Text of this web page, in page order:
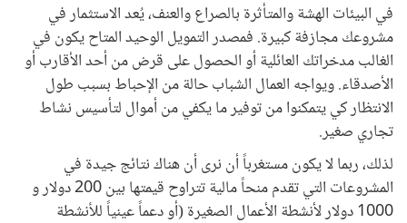
في البيئات الهشة والمتأثرة بالصراع والعنف، يُعد الاستثمار في
مشروعك مجازفة كبيرة. فمصدر التمويل الوحيد المتاح يكون في
الغالب مدخراتك العائلية أو الحصول على قرض من أحد الأقارب أو
الأصدقاء. ويواجه العمال الشباب حالة من الإحباط بسبب طول
الانتظار كي يتمكنوا من توفير ما يكفي من أموال لتأسيس نشاط
تجاري صغير.
لذلك، ربما لا يكون مستغرباً أن نرى أن هناك نتائج جيدة في
المشروعات التي تقدم منحاً مالية تتراوح قيمتها بين 200 دولار و
1000 دولار لأنشطة الأعمال الصغيرة (أو دعماً عينياً للأنشطة